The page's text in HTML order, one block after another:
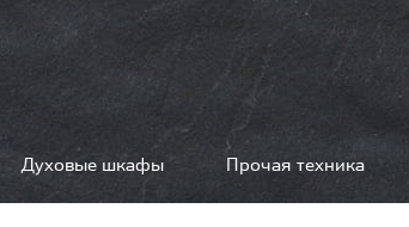
Духовые шкафы Прочая техника